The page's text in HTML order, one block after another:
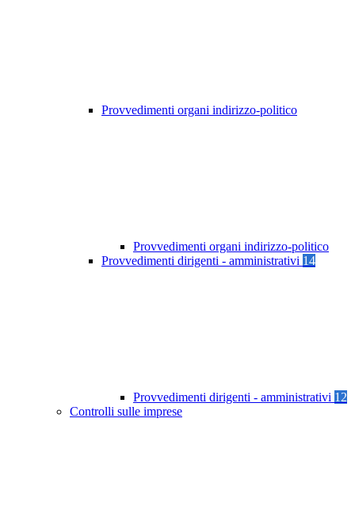
Provvedimenti organi indirizzo-politico
Provvedimenti organi indirizzo-politico
Provvedimenti dirigenti - amministrativi 14
Provvedimenti dirigenti - amministrativi 12
Controlli sulle imprese